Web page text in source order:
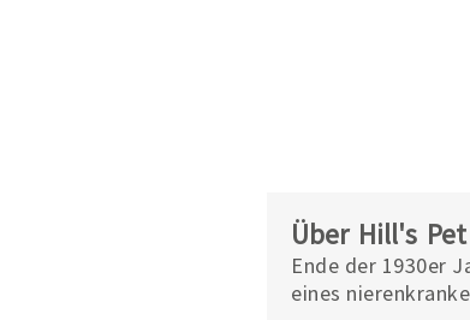
Über Hill's
Ende der 1930er
eines